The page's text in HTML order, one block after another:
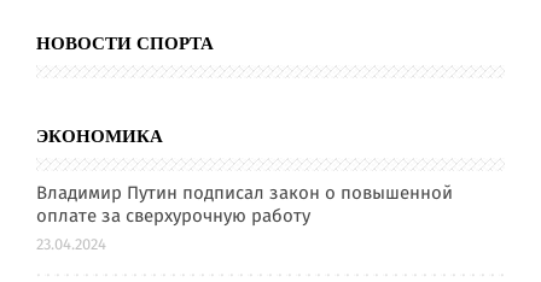
НОВОСТИ СПОРТА
ЭКОНОМИКА
Владимир Путин подписал закон о повышенной
оплате за сверхурочную работу
23.04.2024